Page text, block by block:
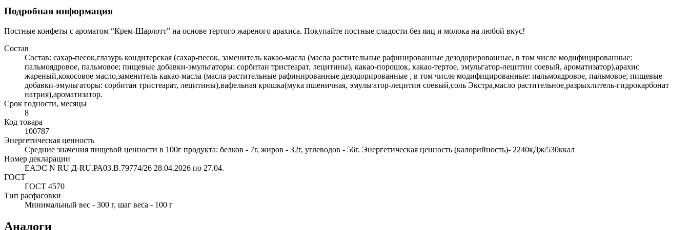
Подробная информация
Постные конфеты с ароматом “Крем-Шарлотт” на основе тертого жареного арахиса. Покупайте постные сладости без яиц и молока на любой вкус!
Состав
Состав: сахар-песок,глазурь кондитерская (сахар-песок, заменитель какао-масла (масла растительные рафинированные дезодорированные, в том числе модифицированные:
пальмоядровое, пальмовое; пищевые добавки-эмульгаторы: сорбитан тристеарат, лецитины), какао-порошок, какао-тертое, эмульгатор-лецитин соевый, ароматизатор),арахис
жареный,кокосовое масло,заменитель какао-масла (масла растительные рафинированные дезодорированные , в том числе модифицированные: пальмоядровое, пальмовое; пищевые
добавки-эмульгаторы: сорбитан тристеарат, лецитины),вафельная крошка(мука пшеничная, эмульгатор-лецитин соевый,соль Экстра,масло растительное,разрыхлитель-гидрокарбонат
натрия),ароматизатор.
Срок годности, месяцы
8
Код товара
100787
Энергетическая ценность
Средние значения пищевой ценности в 100г продукта: белков - 7г, жиров - 32г, углеводов - 56г. Энергетическая ценность (калорийность)- 2240кДж/530ккал
Номер декларации
ЕАЭС N RU Д-RU.РА03.В.79774/26 28.04.2026 по 27.04.
ГОСТ
ГОСТ 4570
Тип расфасовки
Минимальный вес - 300 г, шаг веса - 100 г
Аналоги